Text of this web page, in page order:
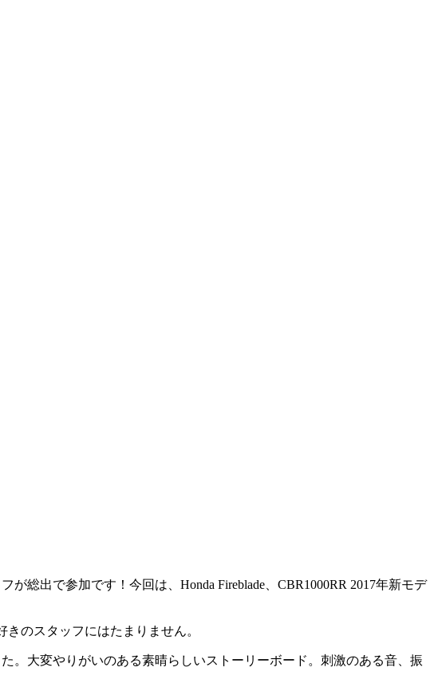
総出で参加です！今回は、Honda Fireblade、CBR1000RR 2017年新モデ
のスタッフにはたまりません。
。大変やりがいのある素晴らしいストーリーボード。刺激のある音、振